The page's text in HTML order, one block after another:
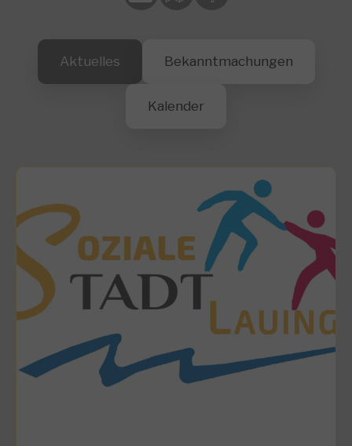
Aktuelles Bekanntmachungen
Kalender